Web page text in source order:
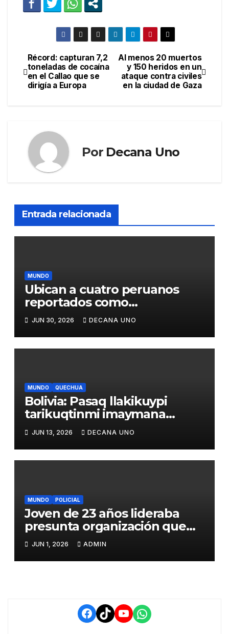
Navegación
de
Al menos 20 muertos
y 150 heridos en un
ataque contra civiles
en la ciudad de Gaza
Récord: capturan 7,2
toneladas de cocaína
en el Callao que se
dirigía a Europa
Por Decana Uno
Entrada relacionada
MUNDO
Ubican a cuatro peruanos
reportados como
desaparecidos tras los
terremotos de Venezuela,
informa Cancillería
JUN 30, 2026 DECANA UNO
MUNDO QUECHUA
Bolivia: Pasaq llakikuypi
tarikuqtinmi imaymana
mihuykunata ñan patakunapi
hich’arparishanku
JUN 13, 2026 DECANA UNO
MUNDO POLICIAL
Joven de 23 años lideraba
presunta organización que
robaba vehículos tras captar
clientes por redes sociales
JUN 1, 2026 ADMIN
Facebook
TikTokYouTube
WhatsApp